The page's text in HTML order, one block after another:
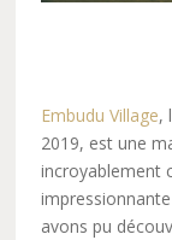
Embudu Village,
2019, est une
incroyablement
avons pu